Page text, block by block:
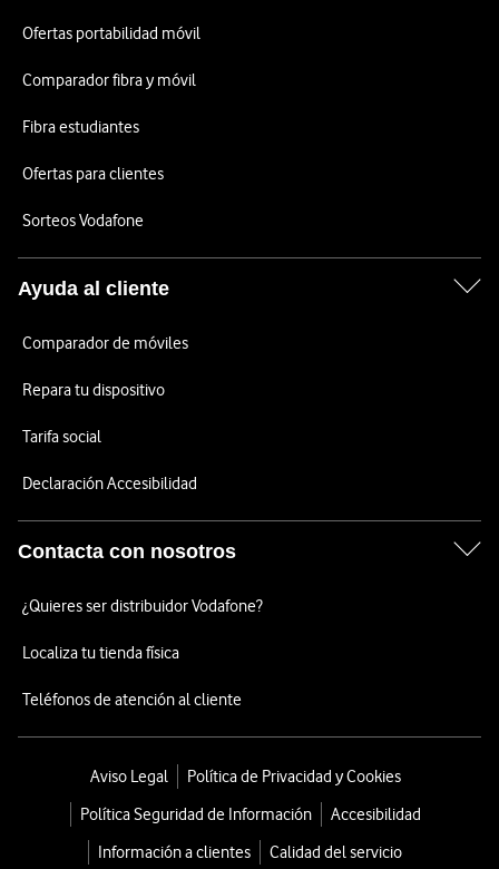
Ofertas portabilidad móvil
Comparador fibra y móvil
Fibra estudiantes
Ofertas para clientes
Sorteos Vodafone
Ayuda al cliente
Comparador de móviles
Repara tu dispositivo
Tarifa social
Declaración Accesibilidad
Contacta con nosotros
¿Quieres ser distribuidor Vodafone?
Localiza tu tienda física
Teléfonos de atención al cliente
Aviso Legal
Política de Privacidad y Cookies
Política Seguridad de Información
Accesibilidad
Información a clientes
Calidad del servicio